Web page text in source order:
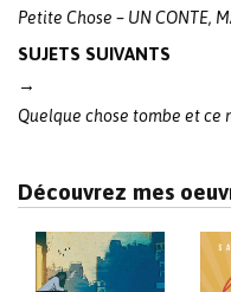
Petite Chose – UN CONTE,
SUJETS SUIVANTS
→
Quelque chose tombe et ce
Découvrez mes